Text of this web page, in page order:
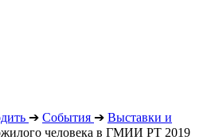
➔ События ➔ Выставки и
человека в ГМИИ РТ 2019